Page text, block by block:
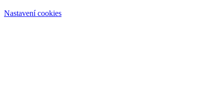
Nastavení cookies